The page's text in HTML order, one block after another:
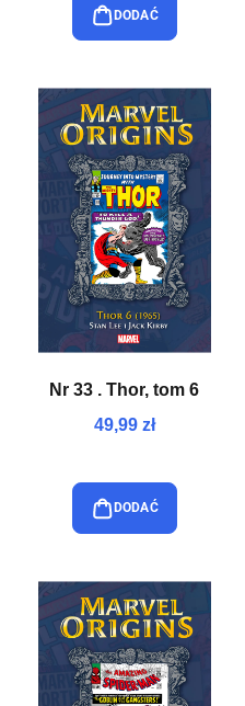
DODAĆ
Nr 33 . Thor, tom 6
49,99 zł
DODAĆ